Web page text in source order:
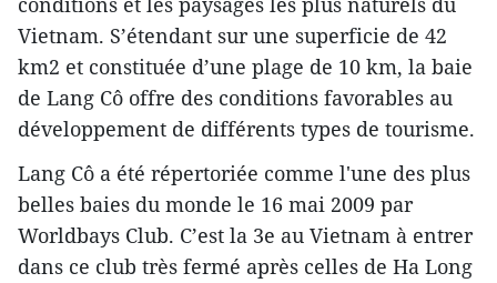
Vietnam. S’étendant sur une superficie de 42
km2 et constituée d’une plage de 10 km, la baie
de Lang Cô offre des conditions favorables au
développement de différents types de tourisme.
Lang Cô a été répertoriée comme l'une des plus
belles baies du monde le 16 mai 2009 par
Worldbays Club. C’est la 3e au Vietnam à entrer
dans ce club très fermé après celles de Ha Long